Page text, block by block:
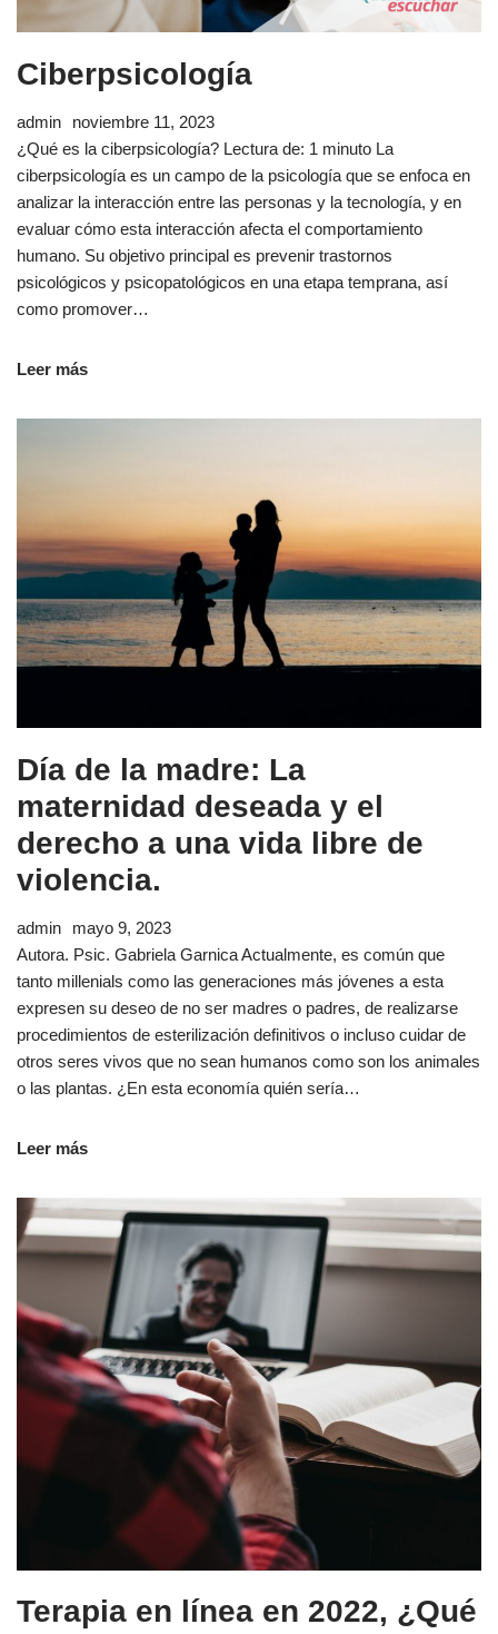
Ciberpsicología
admin
noviembre 11, 2023
¿Qué es la ciberpsicología? Lectura de: 1 minuto La
ciberpsicología es un campo de la psicología que se enfoca en
analizar la interacción entre las personas y la tecnología, y en
evaluar cómo esta interacción afecta el comportamiento
humano. Su objetivo principal es prevenir trastornos
psicológicos y psicopatológicos en una etapa temprana, así
como promover…
Leer más
Día de la madre: La
maternidad deseada y el
derecho a una vida libre de
violencia.
admin
mayo 9, 2023
Autora. Psic. Gabriela Garnica Actualmente, es común que
tanto millenials como las generaciones más jóvenes a esta
expresen su deseo de no ser madres o padres, de realizarse
procedimientos de esterilización definitivos o incluso cuidar de
otros seres vivos que no sean humanos como son los animales
o las plantas. ¿En esta economía quién sería…
Leer más
Terapia en línea en 2022, ¿Qué